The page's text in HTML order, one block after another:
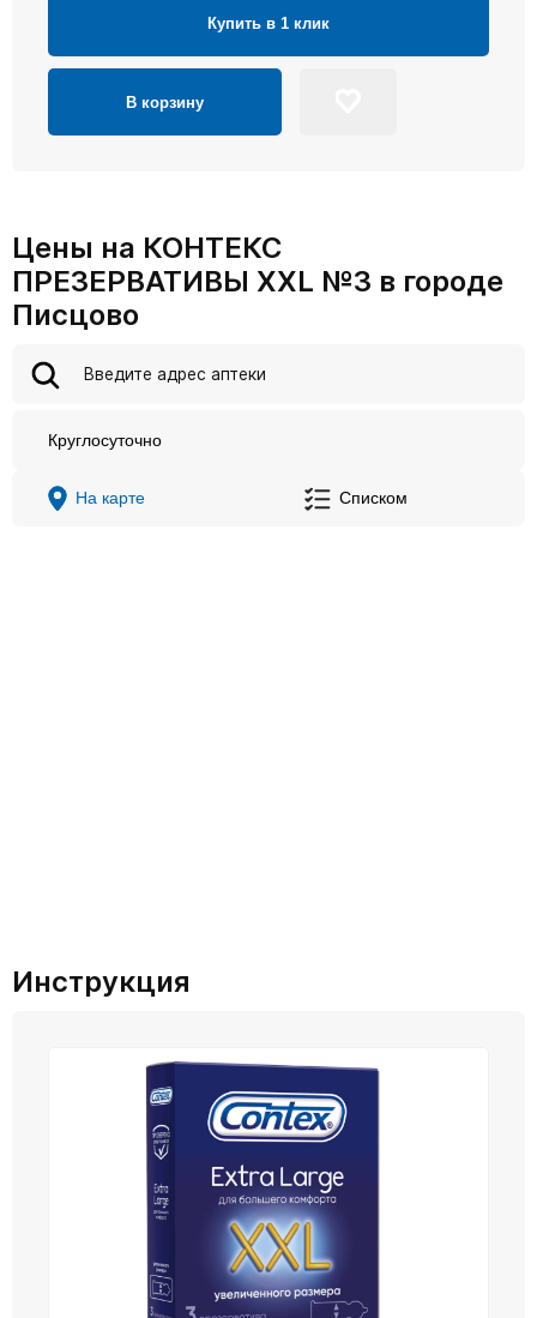
Купить в 1 клик
В корзину
Цены на КОНТЕКС
ПРЕЗЕРВАТИВЫ XXL №3 в городе
Писцово
Круглосуточно
На карте Списком
Инструкция